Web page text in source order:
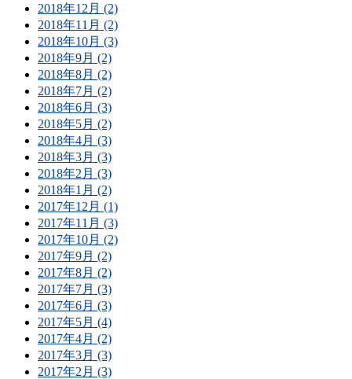
2018年12月 (2)
2018年11月 (2)
2018年10月 (3)
2018年9月 (2)
2018年8月 (2)
2018年7月 (2)
2018年6月 (3)
2018年5月 (2)
2018年4月 (3)
2018年3月 (3)
2018年2月 (3)
2018年1月 (2)
2017年12月 (1)
2017年11月 (3)
2017年10月 (2)
2017年9月 (2)
2017年8月 (2)
2017年7月 (3)
2017年6月 (3)
2017年5月 (4)
2017年4月 (2)
2017年3月 (3)
2017年2月 (3)